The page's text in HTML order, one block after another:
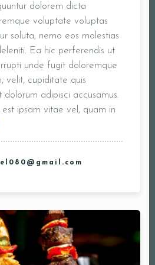
dolorem dicta
voluptate voluptas
soluta, nemo eos molestias
Ea hic perferendis ut
unde fugit doloremque
velit, cupiditate quis
dolorum adipisci accusamus.
ipsam vitae vel, quam in